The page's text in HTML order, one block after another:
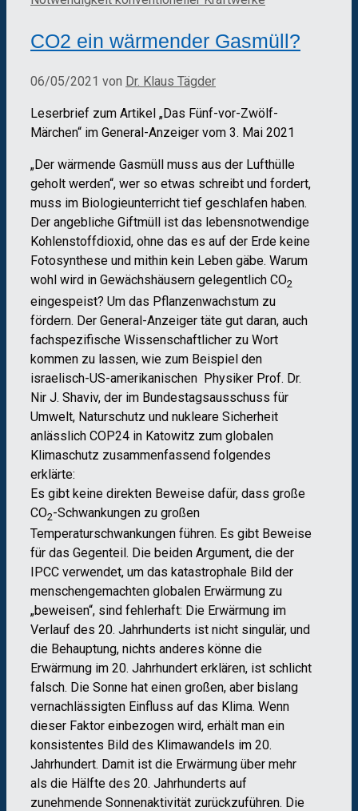
CO2 ein wärmender Gasmüll?
06/05/2021 von Dr. Klaus Tägder
Leserbrief zum Artikel „Das Fünf-vor-Zwölf-
Märchen“ im General-Anzeiger vom 3. Mai 2021
„Der wärmende Gasmüll muss aus der Lufthülle
geholt werden“, wer so etwas schreibt und fordert,
muss im Biologieunterricht tief geschlafen haben.
Der angebliche Giftmüll ist das lebensnotwendige
Kohlenstoffdioxid, ohne das es auf der Erde keine
Fotosynthese und mithin kein Leben gäbe. Warum
wohl wird in Gewächshäusern gelegentlich CO2
eingespeist? Um das Pflanzenwachstum zu
fördern. Der General-Anzeiger täte gut daran, auch
fachspezifische Wissenschaftlicher zu Wort
kommen zu lassen, wie zum Beispiel den
israelisch-US-amerikanischen Physiker Prof. Dr.
Nir J. Shaviv, der im Bundestagsausschuss für
Umwelt, Naturschutz und nukleare Sicherheit
anlässlich COP24 in Katowitz zum globalen
Klimaschutz zusammenfassend folgendes
erklärte:
Es gibt keine direkten Beweise dafür, dass große
CO2-Schwankungen zu großen
Temperaturschwankungen führen. Es gibt Beweise
für das Gegenteil. Die beiden Argument, die der
IPCC verwendet, um das katastrophale Bild der
menschengemachten globalen Erwärmung zu
„beweisen“, sind fehlerhaft: Die Erwärmung im
Verlauf des 20. Jahrhunderts ist nicht singulär, und
die Behauptung, nichts anderes könne die
Erwärmung im 20. Jahrhundert erklären, ist schlicht
falsch. Die Sonne hat einen großen, aber bislang
vernachlässigten Einfluss auf das Klima. Wenn
dieser Faktor einbezogen wird, erhält man ein
konsistentes Bild des Klimawandels im 20.
Jahrhundert. Damit ist die Erwärmung über mehr
als die Hälfte des 20. Jahrhunderts auf
zunehmende Sonnenaktivität zurückzuführen. Die